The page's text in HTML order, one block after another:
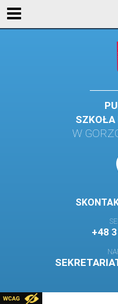
SZKOŁA
W
+48
PLIKI DO POBRANIA